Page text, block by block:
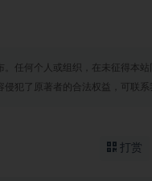
任何个人或组织，在未征得本站
犯了原著者的合法权益，可联系
打赏